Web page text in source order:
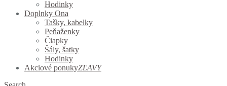
Hodinky
Doplnky Ona
Tašky, kabelky
Peňaženky
Čiapky
Šály, šatky
Hodinky
Akciové ponukyZĽAVY